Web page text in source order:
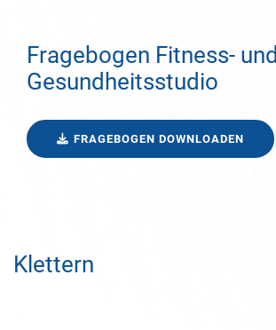
Fragebogen Fitness- und
Gesundheitsstudio
FRAGEBOGEN DOWNLOADEN
Klettern